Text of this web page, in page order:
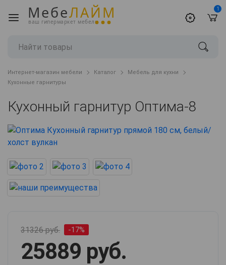
МебеЛАЙМ
ваш гипермаркет мебели
1
Интернет-магазин мебели Каталог
Мебель для кухни
Кухонные гарнитуры
Кухонный гарнитур Оптима-8
31326 руб. -17%
25889 руб.